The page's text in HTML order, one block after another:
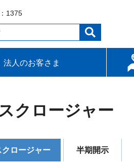
1375
法人のお客さま
クロージャー
クロージャー 半期開示